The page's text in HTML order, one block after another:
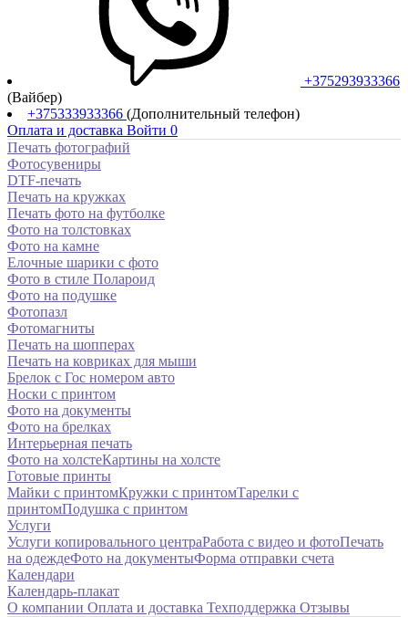
+375293933366
(Вайбер)
+375333933366 (Дополнительный телефон)
Оплата и доставка Войти 0
Печать фотографий
Фотосувениры
DTF-печать
Печать на кружках
Печать фото на футболке
Фото на толстовках
Фото на камне
Елочные шарики с фото
Фото в стиле Полароид
Фото на подушке
Фотопазл
Фотомагниты
Печать на шопперах
Печать на ковриках для мыши
Брелок с Гос номером авто
Носки с принтом
Фото на документы
Фото на брелках
Интерьерная печать
Фото на холстеКартины на холсте
Готовые принты
Майки с принтомКружки с принтомТарелки с
принтомПодушка с принтом
Услуги
Услуги копировального центраРабота с видео и фотоПечать
на одеждеФото на документыФорма отправки счета
Календари
Календарь-плакат
О компании Оплата и доставка Техподдержка Отзывы